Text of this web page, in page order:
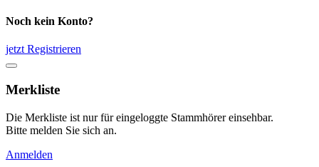
Noch kein Konto?
jetzt Registrieren
Merkliste
Die Merkliste ist nur für eingeloggte Stammhörer einsehbar.
Bitte melden Sie sich an.
Anmelden